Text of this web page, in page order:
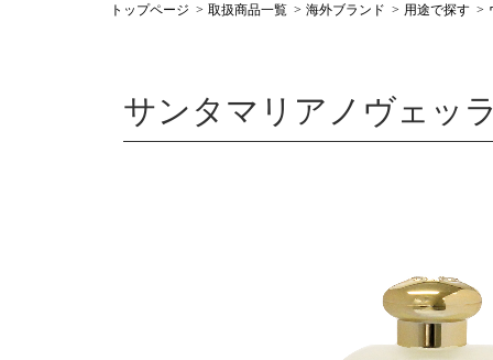
トップページ 取扱商品一覧 海外ブランド 用途で探す
サンタマリアノヴェッ